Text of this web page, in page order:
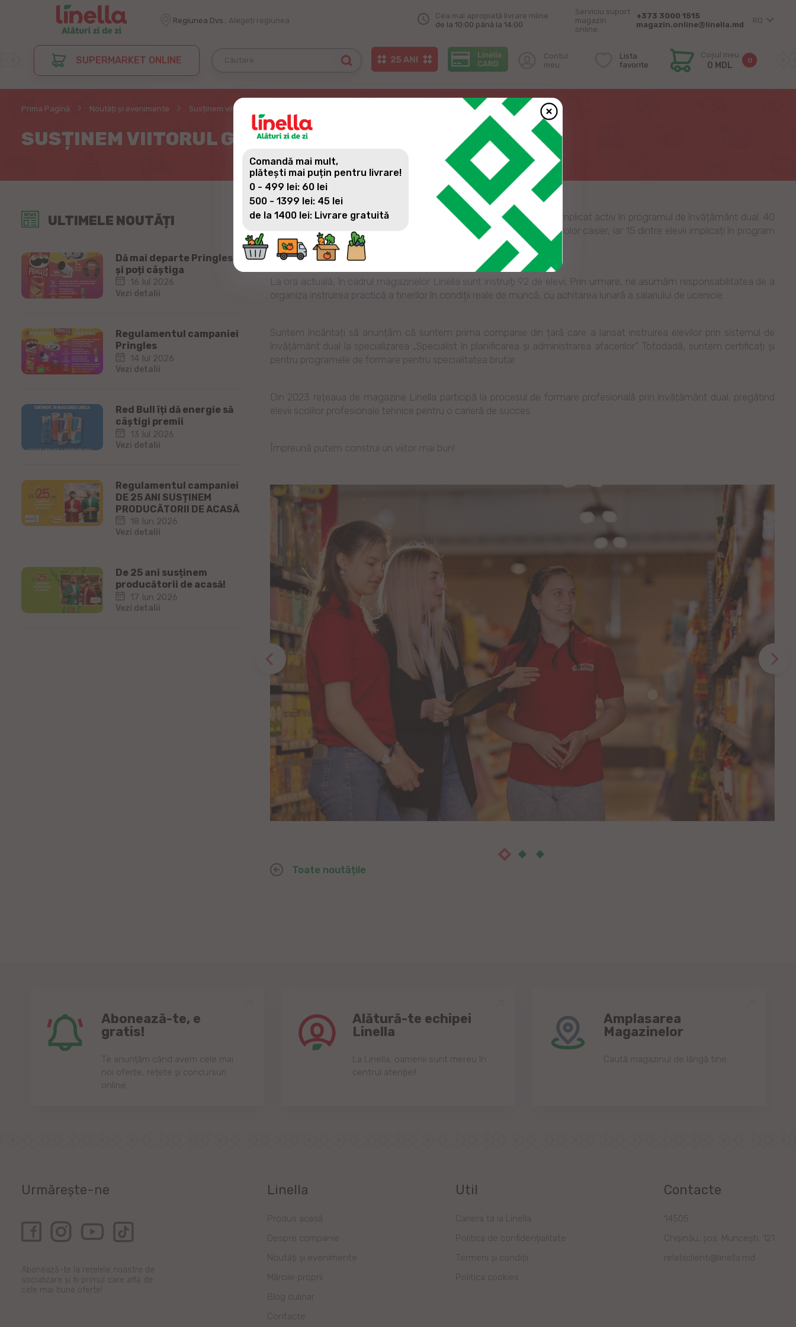
Regiunea Dvs.: Alegeți regiunea
Cea mai apropiată livrare mîine
de la 10:00 până la 14:00
Serviciu suport
magazin
online:
+373 3000 1515
magazin.online@linella.md
RO
SUPERMARKET ONLINE
Contul
meu
Lista
favorite
Coșul meu
0 MDL 0
Prima Pagină Noutăți și evenimente Susținem viitorul generațiilor tinere!
SUSȚINEM VIITORUL GENERAȚIILOR TINERE!
ULTIMELE NOUTĂȚI
Dă mai departe Pringles
și poți câștiga
16 Iul 2026
Vezi detalii
Regulamentul campaniei
Pringles
14 Iul 2026
Vezi detalii
Red Bull îți dă energie să
câștigi premii
13 Iul 2026
Vezi detalii
Regulamentul campaniei
DE 25 ANI SUSȚINEM
PRODUCĂTORII DE ACASĂ
18 Iun 2026
Vezi detalii
De 25 ani susținem
producătorii de acasă!
17 Iun 2026
Vezi detalii
Anul 2024 a adus realizări semnificative, în condițiile în care ne-am implicat activ în programul de învățământ dual. 40
de elevi au absolvit programul de formare profesională pentru controlor casier, iar 15 dintre elevii implicați în program
continuă să lucreze în magazinele Linella.
La ora actuală, în cadrul magazinelor Linella sunt instruiți 92 de elevi, Prin urmare, ne asumăm responsabilitatea de a
organiza instruirea practică a tinerilor în condiții reale de muncă, cu achitarea lunară a salariului de ucenicie.
Suntem încântați să anunțăm că suntem prima companie din țară care a lansat instruirea elevilor prin sistemul de
învățământ dual la specializarea „Specialist în planificarea și administrarea afacerilor”. Totodadă, suntem certificați și
pentru programele de formare pentru specialitatea brutar.
Din 2023 rețeaua de magazine Linella participă la procesul de formare profesională prin învățământ dual, pregătind
elevii scolilor profesionale tehnice pentru o carieră de succes.
Împreună putem construi un viitor mai bun!
Toate noutățile
Abonează-te, e
gratis!
Te anunțăm când avem cele mai
noi oferte, rețete și concursuri
online.
Alătură-te echipei
Linella
Lа Linellа, oаmenii sunt mereu în
centrul аtenției!
Amplasarea
Magazinelor
Caută magazinul de lângă tine.
Urmărește-ne
Abonează-te la rețelele noastre de
socializare și fii primul care află de
cele mai bune oferte!
Linella
Produs acasă
Despre companie
Noutăți și evenimente
Mărcile proprii
Blog culinar
Contacte
Util
Cariera ta la Linella
Politica de confidențialitate
Termeni și condiții
Politica cookies
Contacte
14505
Chișinău, șos. Muncești, 121
relatiiclienti@linella.md
Comandă mai mult,
plătești mai puțin pentru livrare!
0 - 499 lei: 60 lei
500 - 1399 lei: 45 lei
de la 1400 lei: Livrare gratuită